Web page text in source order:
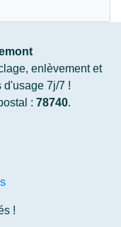
enlèvement et
d'usage 7j/7 !
: 78740.
!